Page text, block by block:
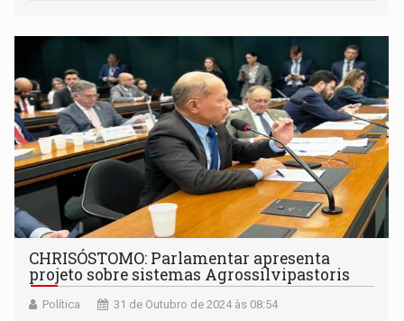
CHRISÓSTOMO: Parlamentar apresenta
projeto sobre sistemas Agrossilvipastoris
Política 31 de Outubro de 2024 às 08:54